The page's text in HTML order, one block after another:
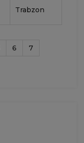
Trabzon
6
7